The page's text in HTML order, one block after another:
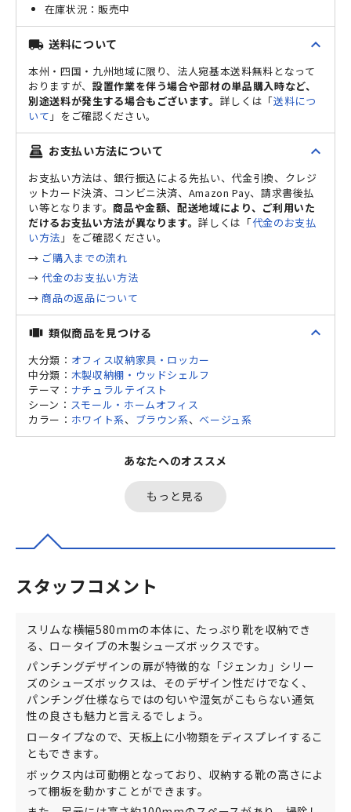
販売中
local_shipping 送料について expand_less
本州・四国・九州地域に限り、法人宛基本送料無料となって
おりますが、 設置作業を伴う場合や部材の単品購入時など、
別途送料が発生する場合もございます。 詳しくは「送料につ
いて 」をご確認ください。
point_of_sale お支払い方法について expand_less
お支払い方法は、銀行振込による先払い、代金引換、クレジ
ットカード決済、コンビニ決済、Amazon Pay、請求書後払
い等となります。商品や金額、配送地域により、ご利用いた
だけるお支払い方法が異なります。詳しくは「代金のお支払
い方法 」をご確認ください。
→ ご購入までの流れ
→代金のお支払い方法
→ 商品の返品について
view_carousel 類似商品を見つける expand_less
大分類： オフィス収納家具・ロッカー
中分類： 木製収納棚・ウッドシェルフ
テーマ： ナチュラルテイスト
シーン： スモール・ホームオフィス
カラー： ホワイト系、 ブラウン系、 ベージュ系
あなたへのオススメ
もっと見る
スタッフコメント
スリムな横幅580mmの本体に、たっぷり靴を収納でき
る、ロータイプの木製シューズボックスです。
パンチングデザインの扉が特徴的な「ジェンカ」シリー
ズのシューズボックスは、そのデザイン性だけでなく、
パンチング仕様ならではの匂いや湿気がこもらない通気
性の良さも魅力と言えるでしょう。
ロータイプなので、天板上に小物類をディスプレイするこ
ともできます。
ボックス内は可動棚となっており、収納する靴の高さによ
って棚板を動かすことができます。